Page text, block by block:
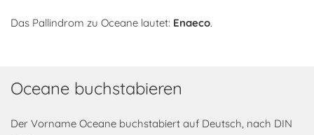
Das Pallindrom zu Oceane lautet: Enaeco.
Oceane buchstabieren
Der Vorname Oceane buchstabiert auf Deutsch, nach DIN